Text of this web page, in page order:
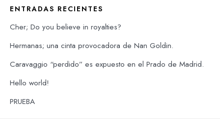
ENTRADAS RECIENTES
Cher; Do you believe in royalties?
Hermanas; una cinta provocadora de Nan Goldin.
Caravaggio “perdido” es expuesto en el Prado de Madrid.
Hello world!
PRUEBA